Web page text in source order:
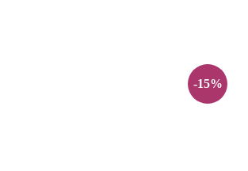
-15%